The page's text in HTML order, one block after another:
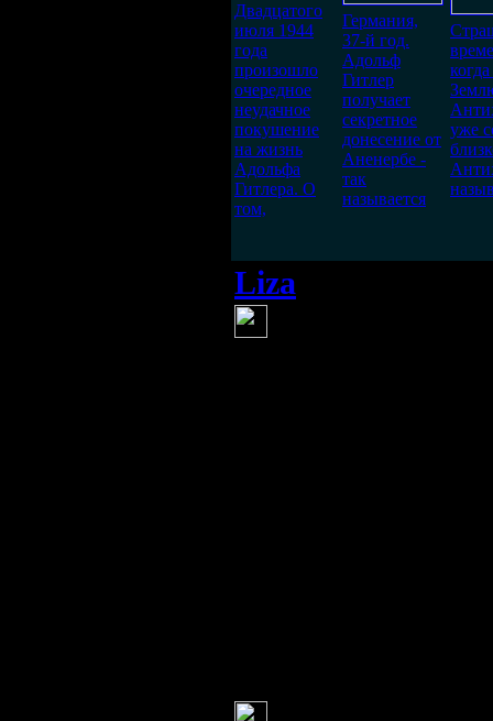
Двадцатого
июля 1944
года
произошло
очередное
неудачное
покушение
на жизнь
Адольфа
Гитлера. О
том,
Германия,
37-й год.
Адольф
Гитлер
получает
секретное
донесение от
Аненербе -
так
называется
уже
Liza